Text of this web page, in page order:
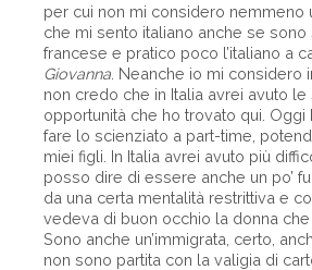
per cui non mi considero nemmeno
che mi sento italiano anche se sono
francese e pratico poco l’italiano a
Giovanna . Neanche io mi considero
non credo che in Italia avrei avuto le
opportunità che ho trovato qui.
fare lo scienziato a part-time,
miei figli. In Italia avrei avuto più
posso dire di essere anche un po’
da una certa mentalità restrittiva e
vedeva di buon occhio la donna che
Sono anche un’immigrata, certo,
non sono partita con la valigia di